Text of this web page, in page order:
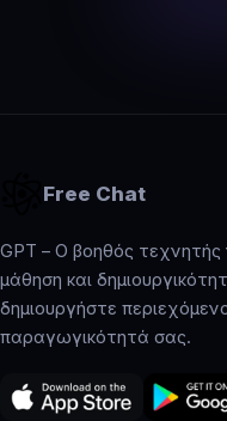
Free Chat
GPT – Ο βοηθός
μάθηση και
δημιουργήστε
παραγωγικότητά σας.